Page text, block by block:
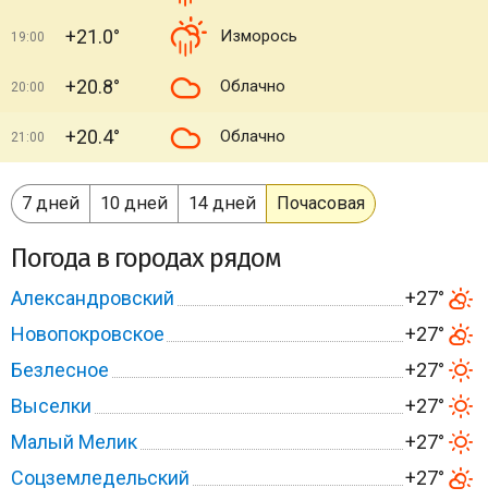
19:00 +21.0° Изморось
20:00 +20.8° Облачно
21:00 +20.4° Облачно
7 дней 10 дней 14 дней Почасовая
Погода в городах рядом
Александровский
+27°
Новопокровское
+27°
Безлесное
+27°
Выселки
+27°
Малый Мелик
+27°
Соцземледельский
+27°